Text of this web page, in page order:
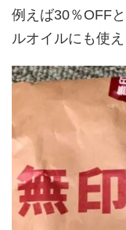
例えば30％OFF
ルオイルにも使え